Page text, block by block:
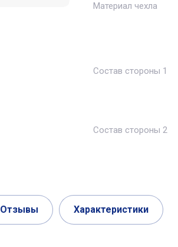
Материал чехла
Состав стороны 1
Состав стороны 2
Отзывы Характеристики